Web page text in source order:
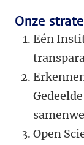
Onze
Eén
Open